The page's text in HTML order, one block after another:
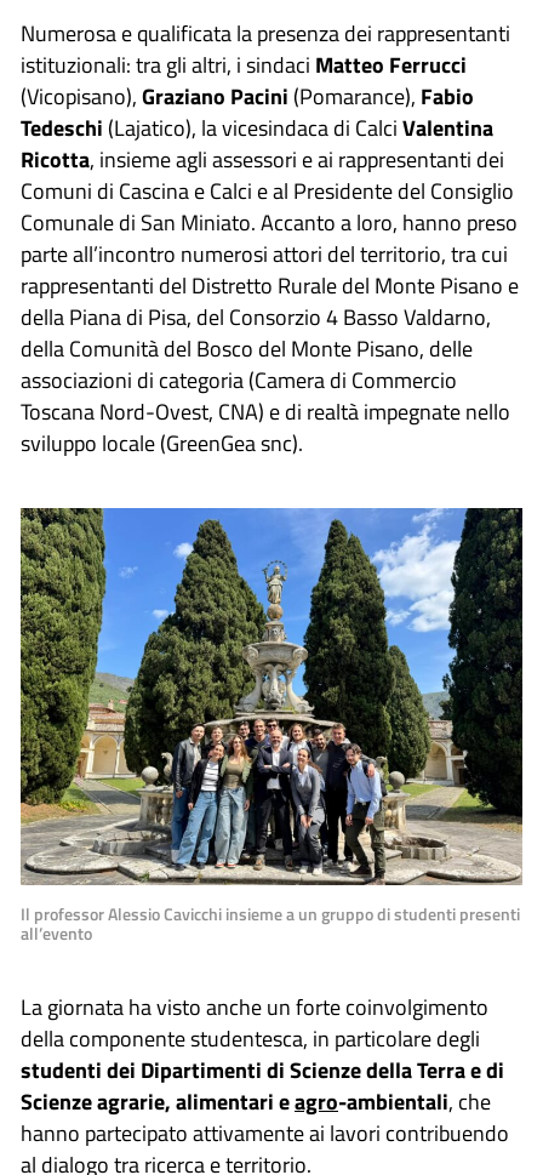
Numerosa e qualificata la presenza dei rappresentanti
istituzionali: tra gli altri, i sindaci Matteo Ferrucci
(Vicopisano),Graziano Pacini (Pomarance), Fabio
Tedeschi (Lajatico), la vicesindaca di CalciValentina
Ricotta, insieme agli assessori e ai rappresentanti dei
Comuni di Cascina e Calci e al Presidente del Consiglio
Comunale di San Miniato. Accanto a loro, hanno preso
parte all’incontro numerosi attori del territorio, tra cui
rappresentanti del Distretto Rurale del Monte Pisano e
della Piana di Pisa, del Consorzio 4 Basso Valdarno,
della Comunità del Bosco del Monte Pisano, delle
associazioni di categoria (Camera di Commercio
Toscana Nord-Ovest, CNA) e di realtà impegnate nello
sviluppo locale (GreenGea snc).
Il professor Alessio Cavicchi insieme a un gruppo di studenti presenti
all’evento
La giornata ha visto anche un forte coinvolgimento
della componente studentesca, in particolare degli
studenti dei Dipartimenti di Scienze della Terra e di
Scienze agrarie, alimentari eagro-ambientali, che
hanno partecipato attivamente ai lavori contribuendo
al dialogo tra ricerca e territorio.